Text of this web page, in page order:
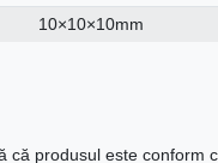
10×10×10mm
că produsul este conform